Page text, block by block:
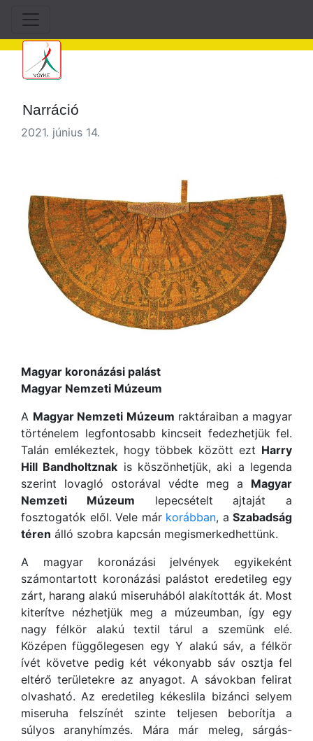
Narráció
2021. június 14.
Magyar koronázási palást
Magyar Nemzeti Múzeum
A Magyar Nemzeti Múzeum raktáraiban a magyar
történelem legfontosabb kincseit fedezhetjük fel.
Talán emlékeztek, hogy többek között ezt Harry
Hill Bandholtznak is köszönhetjük, aki a legenda
szerint lovagló ostorával védte meg a Magyar
Nemzeti Múzeum lepecsételt ajtaját a
fosztogatók elől. Vele már korábban, a Szabadság
téren álló szobra kapcsán megismerkedhettünk.
A magyar koronázási jelvények egyikeként
számontartott koronázási palástot eredetileg egy
zárt, harang alakú miseruhából alakították át. Most
kiterítve nézhetjük meg a múzeumban, így egy
nagy félkör alakú textil tárul a szemünk elé.
Középen függőlegesen egy Y alakú sáv, a félkör
ívét követve pedig két vékonyabb sáv osztja fel
eltérő területekre az anyagot. A sávokban felirat
olvasható. Az eredetileg kékeslila bizánci selyem
miseruha felszínét szinte teljesen beborítja a
súlyos aranyhímzés. Mára már meleg, sárgás-